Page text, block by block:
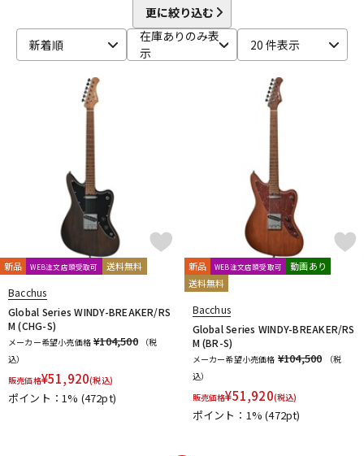
更に絞り込む
新着順
在庫ありのみ表
示
20 件表示
新品 WEB注文店頭受取可 送料無料
Bacchus
Global Series WINDY-BREAKER/RS
M (CHG-S)
メーカー希望小売価格 ¥104,500
（税
込）
販売価格¥51,920(税込)
ポイント：1% (472pt)
新品 WEB注文店頭受取可
動画あり
送料無料
Bacchus
Global Series WINDY-BREAKER/RS
M (BR-S)
メーカー希望小売価格 ¥104,500
（税
込）
販売価格¥51,920(税込)
ポイント：1%(472pt)